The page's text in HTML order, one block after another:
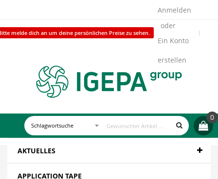
melde dich an um deine persönlichen Preise zu sehen.
Anmelden
Ein Konto
erstellen
0
AKTUELLES
APPLICATION TAPE